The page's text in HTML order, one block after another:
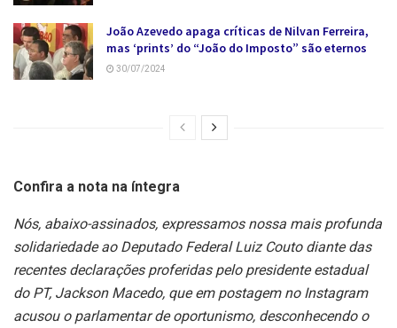
João Azevedo apaga críticas de Nilvan Ferreira,
mas ‘prints’ do “João do Imposto” são eternos
30/07/2024
Confira a nota na íntegra
Nós, abaixo-assinados, expressamos nossa mais profunda
solidariedade ao Deputado Federal Luiz Couto diante das
recentes declarações proferidas pelo presidente estadual
do PT, Jackson Macedo, que em postagem no Instagram
acusou o parlamentar de oportunismo, desconhecendo o